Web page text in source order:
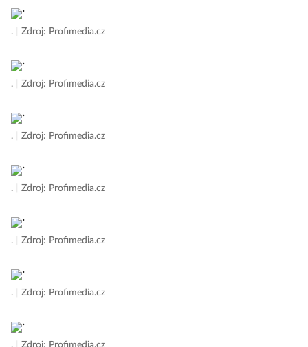
. Zdroj: Profimedia.cz
. Zdroj: Profimedia.cz
. Zdroj: Profimedia.cz
. Zdroj: Profimedia.cz
. Zdroj: Profimedia.cz
. Zdroj: Profimedia.cz
. Zdroj: Profimedia.cz